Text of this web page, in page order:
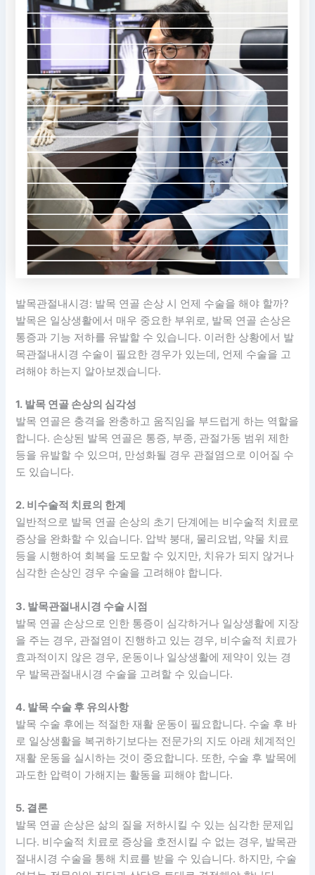
발목관절내시경: 발목 연골 손상 시 언제 수술을 해야 할까?
발목은 일상생활에서 매우 중요한 부위로, 발목 연골 손상은
통증과 기능 저하를 유발할 수 있습니다. 이러한 상황에서 발
목관절내시경 수술이 필요한 경우가 있는데, 언제 수술을 고
려해야 하는지 알아보겠습니다.
1. 발목 연골 손상의 심각성
발목 연골은 충격을 완충하고 움직임을 부드럽게 하는 역할을
합니다. 손상된 발목 연골은 통증, 부종, 관절가동 범위 제한
등을 유발할 수 있으며, 만성화될 경우 관절염으로 이어질 수
도 있습니다.
2. 비수술적 치료의 한계
일반적으로 발목 연골 손상의 초기 단계에는 비수술적 치료로
증상을 완화할 수 있습니다. 압박 붕대, 물리요법, 약물 치료
등을 시행하여 회복을 도모할 수 있지만, 치유가 되지 않거나
심각한 손상인 경우 수술을 고려해야 합니다.
3. 발목관절내시경 수술 시점
발목 연골 손상으로 인한 통증이 심각하거나 일상생활에 지장
을 주는 경우, 관절염이 진행하고 있는 경우, 비수술적 치료가
효과적이지 않은 경우, 운동이나 일상생활에 제약이 있는 경
우 발목관절내시경 수술을 고려할 수 있습니다.
4. 발목 수술 후 유의사항
발목 수술 후에는 적절한 재활 운동이 필요합니다. 수술 후 바
로 일상생활을 복귀하기보다는 전문가의 지도 아래 체계적인
재활 운동을 실시하는 것이 중요합니다. 또한, 수술 후 발목에
과도한 압력이 가해지는 활동을 피해야 합니다.
5. 결론
발목 연골 손상은 삶의 질을 저하시킬 수 있는 심각한 문제입
니다. 비수술적 치료로 증상을 호전시킬 수 없는 경우, 발목관
절내시경 수술을 통해 치료를 받을 수 있습니다. 하지만, 수술